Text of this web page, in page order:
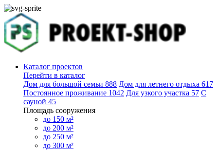
Каталог проектов
Перейти в каталог
Дом для большой семьи 888 Дом для летнего отдыха 617
Постоянное проживание 1042 Для узкого участка 57 С
сауной 45
Площадь сооружения
до 150 м²
до 200 м²
до 250 м²
до 300 м²